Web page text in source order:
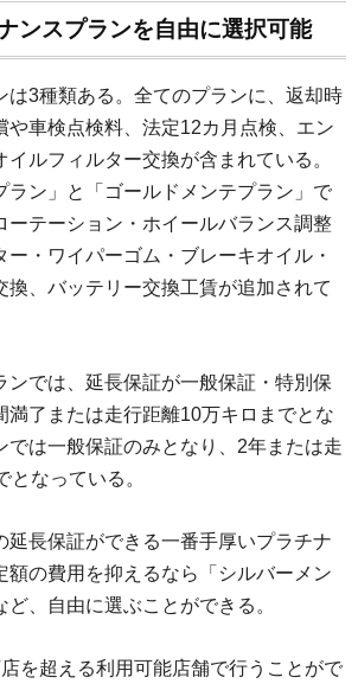
ンスプランを自由に選択可能
は3種類ある。全てのプランに、返却時
や車検点検料、法定12カ月点検、エン
イルフィルター交換が含まれている。
ラン」と「ゴールドメンテプラン」で
ーテーション・ホイールバランス調整
・ワイパーゴム・ブレーキオイル・
換、バッテリー交換工賃が追加されて
ンでは、延長保証が一般保証・特別保
満了または走行距離10万キロまでとな
では一般保証のみとなり、2年または走
なっている。
延長保証ができる一番手厚いプラチナ
額の費用を抑えるなら「シルバーメン
、自由に選ぶことができる。
を超える利用可能店舗で行うことがで